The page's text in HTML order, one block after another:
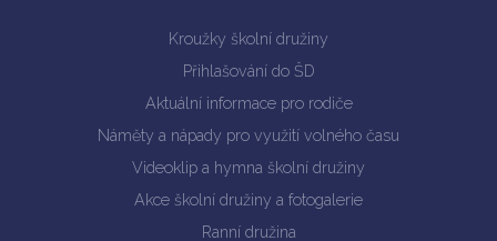
Kroužky školní družiny
Přihlašování do ŠD
Aktuální informace pro rodiče
Náměty a nápady pro využití volného času
Videoklip a hymna školní družiny
Akce školní družiny a fotogalerie
Ranní družina